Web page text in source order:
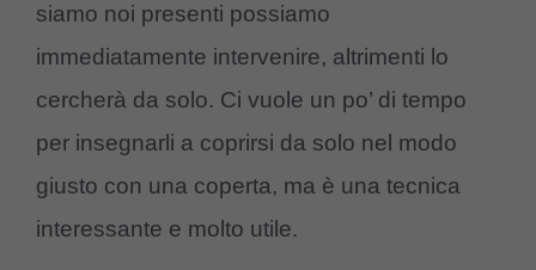
siamo noi presenti possiamo
immediatamente intervenire, altrimenti lo
cercherà da solo. Ci vuole un po’ di tempo
per insegnarli a coprirsi da solo nel modo
giusto con una coperta, ma è una tecnica
interessante e molto utile.